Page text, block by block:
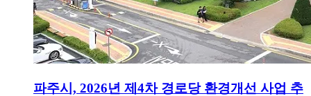
파주시, 2026년 제4차 경로당 환경개선 사업 추